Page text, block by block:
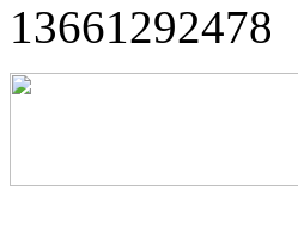
13661292478